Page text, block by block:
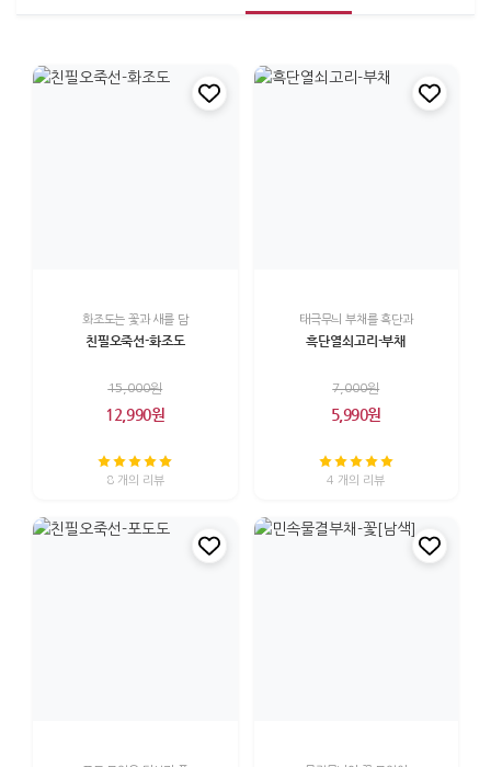
화조도는 꽃과 새를 담
친필오죽선-화조도
15,000원
12,990원
8 개의 리뷰
태극무늬 부채를 흑단과
흑단열쇠고리-부채
7,000원
5,990원
4 개의 리뷰